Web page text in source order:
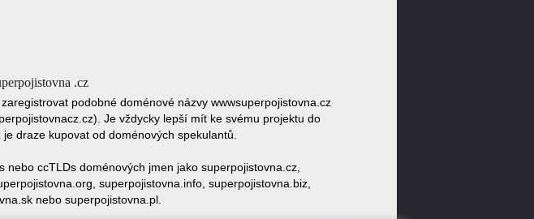
.cz
podobné doménové názvy wwwsuperpojistovna.cz
Je vždycky lepší mít ke svému projektu do
draze kupovat od doménových spekulantů.
ccTLDs doménových jmen jako superpojistovna.cz,
superpojistovna.info, superpojistovna.biz,
nebo superpojistovna.pl.